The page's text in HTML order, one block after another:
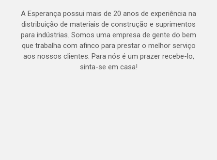
A Esperança possui mais de 20 anos de experiência na
distribuição de materiais de construção e suprimentos
para indústrias. Somos uma empresa de gente do bem
que trabalha com afinco para prestar o melhor serviço
aos nossos clientes. Para nós é um prazer recebe-lo,
sinta-se em casa!